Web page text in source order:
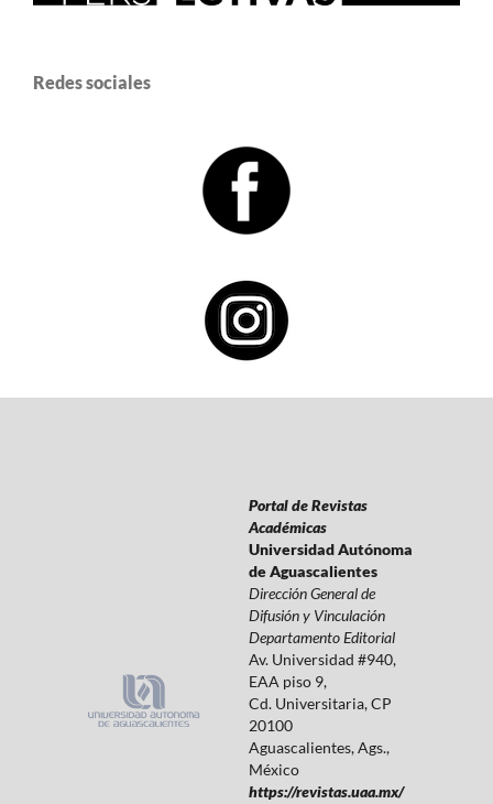
Redes sociales
Portal de Revistas
Académicas
Universidad Autónoma
de Aguascalientes
Dirección General de
Difusión y Vinculación
Departamento Editorial
Av. Universidad #940,
EAA piso 9,
Cd. Universitaria, CP
20100
Aguascalientes, Ags.,
México
https://revistas.uaa.mx/